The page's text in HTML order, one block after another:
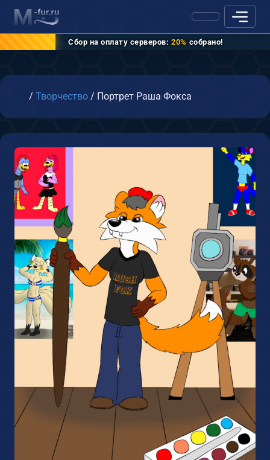
Сбор на оплату серверов: 20% собрано!
Главная
/ Творчество / Портрет Раша Фокса